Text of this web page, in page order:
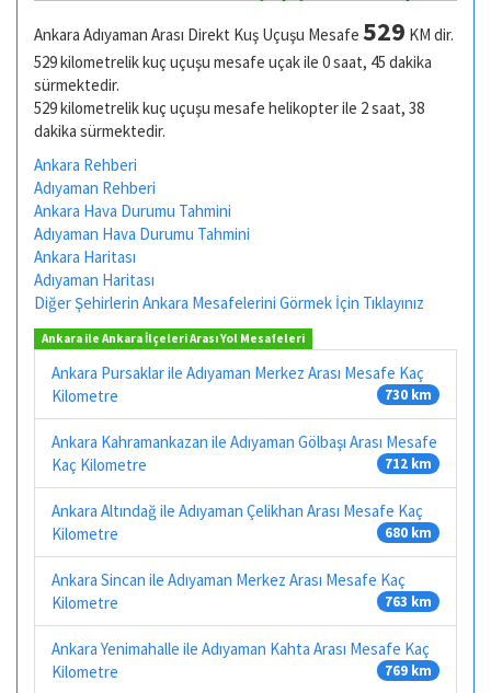
Ankara Adıyaman Arası Direkt Kuş Uçuşu Mesafe 529 KM dir.
529 kilometrelik kuç uçuşu mesafe uçak ile 0 saat, 45 dakika
sürmektedir.
529 kilometrelik kuç uçuşu mesafe helikopter ile 2 saat, 38
dakika sürmektedir.
Ankara Rehberi
Adıyaman Rehberi
Ankara Hava Durumu Tahmini
Adıyaman Hava Durumu Tahmini
Ankara Haritası
Adıyaman Haritası
Diğer Şehirlerin Ankara Mesafelerini Görmek İçin Tıklayınız
Ankara ile Ankara İlçeleri Arası Yol Mesafeleri
Ankara Pursaklar ile Adıyaman Merkez Arası Mesafe Kaç
Kilometre
730 km
Ankara Kahramankazan ile Adıyaman Gölbaşı Arası Mesafe
Kaç Kilometre
712 km
Ankara Altındağ ile Adıyaman Çelikhan Arası Mesafe Kaç
Kilometre
680 km
Ankara Sincan ile Adıyaman Merkez Arası Mesafe Kaç
Kilometre
763 km
Ankara Yenimahalle ile Adıyaman Kahta Arası Mesafe Kaç
Kilometre
769 km